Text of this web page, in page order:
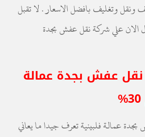
ونقل وتغليف بافضل الاسعار . لا تقبل
الان علي شركة نقل عفش بجدة
عفش بجدة عمالة
عمالة فلبينية تعرف جيدا ما يعاني